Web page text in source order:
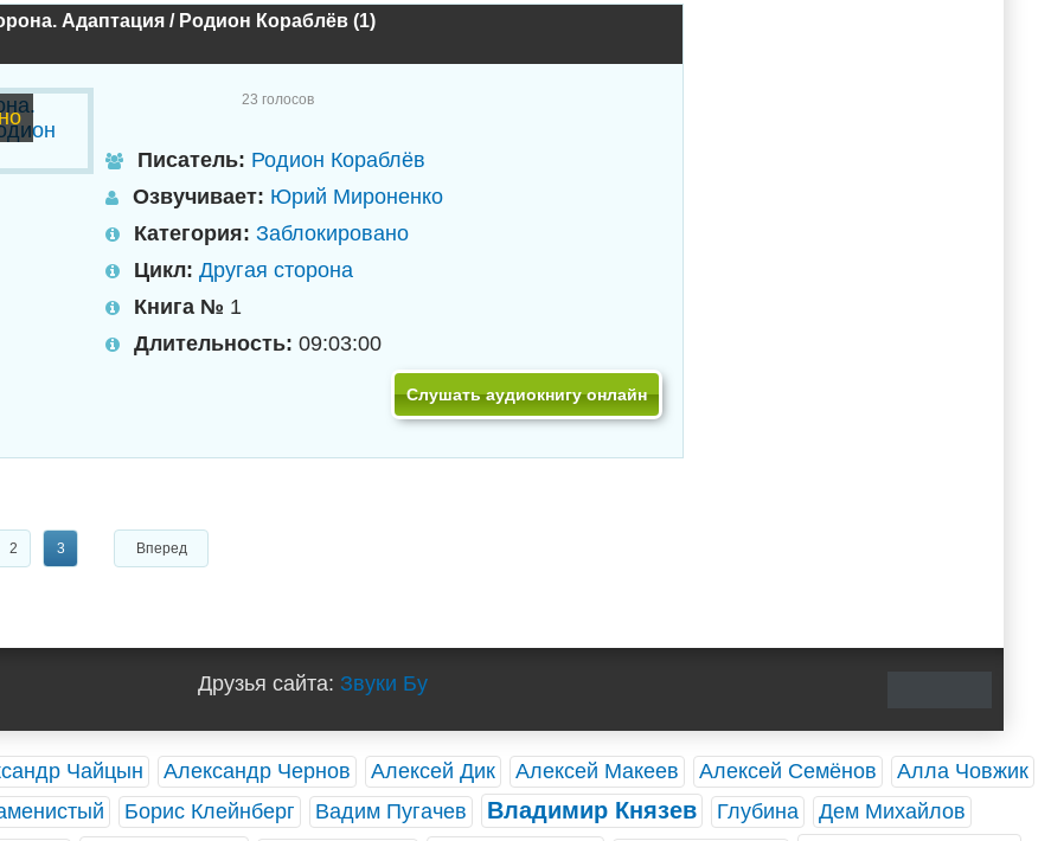
Адаптация / Родион Кораблёв (1)
23 голосов
Писатель: Родион Кораблёв
Озвучивает: Юрий Мироненко
Категория: Заблокировано
Цикл: Другая сторона
Книга № 1
Длительность: 09:03:00
Слушать аудиокнигу онлайн
2 3 Вперед
Друзья сайта: Звуки Бу
Чайцын Александр Чернов Алексей Дик Алексей Макеев Алексей Семёнов
Алла Човжик
Борис Клейнберг Вадим Пугачев Владимир Князев Глубина Дем Михайлов